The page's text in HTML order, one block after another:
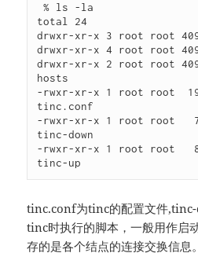
% ls -la
total 24
drwxr-xr-x 3 root root
drwxr-xr-x 4 root root
drwxr-xr-x 2 root root
hosts
-rwxr-xr-x 1 root root
tinc.conf
-rwxr-xr-x 1 root root
tinc-down
-rwxr-xr-x 1 root root
tinc-up
tinc.conf为tinc的配置文件
tinc时执行的脚本，一般用作启
存的是各个结点的连接交换信息。